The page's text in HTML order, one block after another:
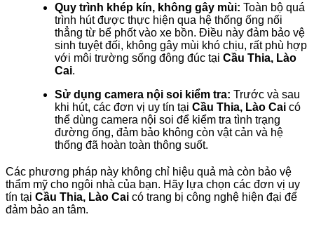
Quy trình khép kín, không gây mùi: Toàn bộ quá
trình hút được thực hiện qua hệ thống ống nối
thẳng từ bể phốt vào xe bồn. Điều này đảm bảo vệ
sinh tuyệt đối, không gây mùi khó chịu, rất phù hợp
với môi trường sống đông đúc tại Cầu Thia, Lào
Cai.
Sử dụng camera nội soi kiểm tra: Trước và sau
khi hút, các đơn vị uy tín tại Cầu Thia, Lào Cai có
thể dùng camera nội soi để kiểm tra tình trạng
đường ống, đảm bảo không còn vật cản và hệ
thống đã hoàn toàn thông suốt.
Các phương pháp này không chỉ hiệu quả mà còn bảo vệ
thẩm mỹ cho ngôi nhà của bạn. Hãy lựa chọn các đơn vị uy
tín tại Cầu Thia, Lào Cai có trang bị công nghệ hiện đại để
đảm bảo an tâm.